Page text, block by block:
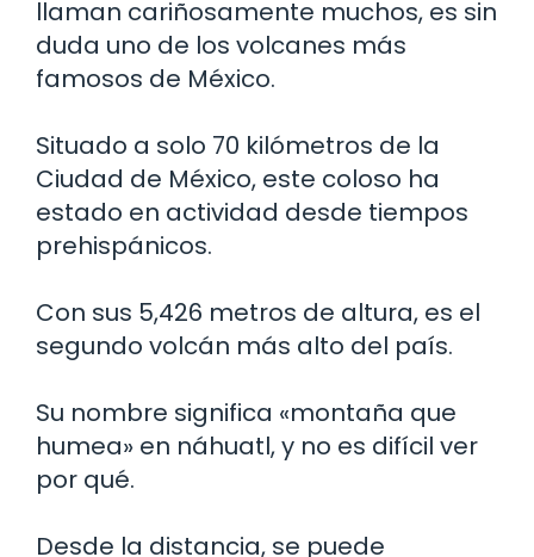
llaman cariñosamente muchos, es sin
duda uno de los volcanes más
famosos de México.
Situado a solo 70 kilómetros de la
Ciudad de México, este coloso ha
estado en actividad desde tiempos
prehispánicos.
Con sus 5,426 metros de altura, es el
segundo volcán más alto del país.
Su nombre significa «montaña que
humea» en náhuatl, y no es difícil ver
por qué.
Desde la distancia, se puede